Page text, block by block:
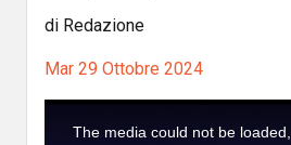
di Redazione
Mar 29 Ottobre 2024
The media could not be